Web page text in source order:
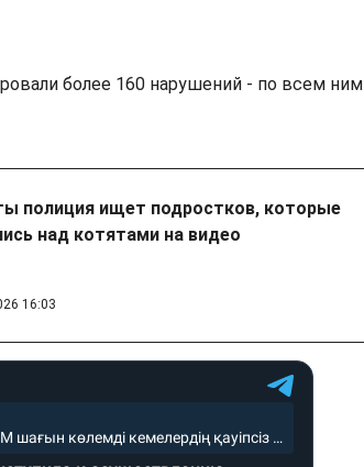
более 160 нарушений - по всем ним
полиция ищет подростков, которые
над котятами на видео
16:03